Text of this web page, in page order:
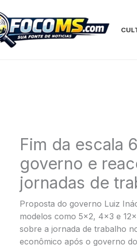
Fim da escala
governo e
jornadas de
Proposta do governo Luiz
modelos como 5×2, 4×3 e
sobre a jornada de trabalho
econômico após o governo